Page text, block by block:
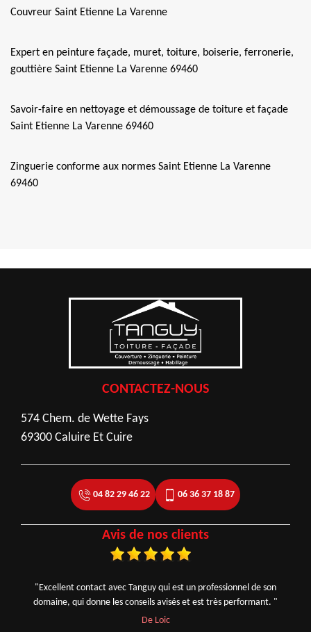
Couvreur Saint Etienne La Varenne
Expert en peinture façade, muret, toiture, boiserie, ferronerie,
gouttière Saint Etienne La Varenne 69460
Savoir-faire en nettoyage et démoussage de toiture et façade
Saint Etienne La Varenne 69460
Zinguerie conforme aux normes Saint Etienne La Varenne
69460
CONTACTEZ-NOUS
574 Chem. de Wette Fays
69300 Caluire Et Cuire
04 82 29 46 22 06 36 37 18 87
Avis de nos clients
"Excellent contact avec Tanguy qui est un professionnel de son
domaine, qui donne les conseils avisés et est très performant. "
De Loic